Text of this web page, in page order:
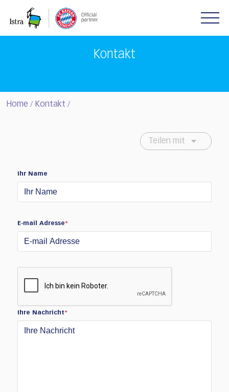
note:
Kontakt
Home / Kontakt /
Teilen mit
Ihr Name
E-mail Adresse
Ihre Nachricht